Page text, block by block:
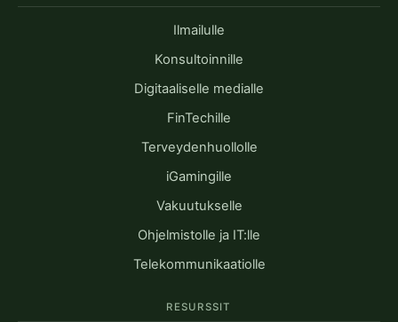
Ilmailulle
Konsultoinnille
Digitaaliselle medialle
FinTechille
Terveydenhuollolle
iGamingille
Vakuutukselle
Ohjelmistolle ja IT:lle
Telekommunikaatiolle
RESURSSIT